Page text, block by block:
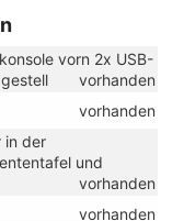
vorn 2x USB-
vorhanden
vorhanden
in der
und
vorhanden
vorhanden